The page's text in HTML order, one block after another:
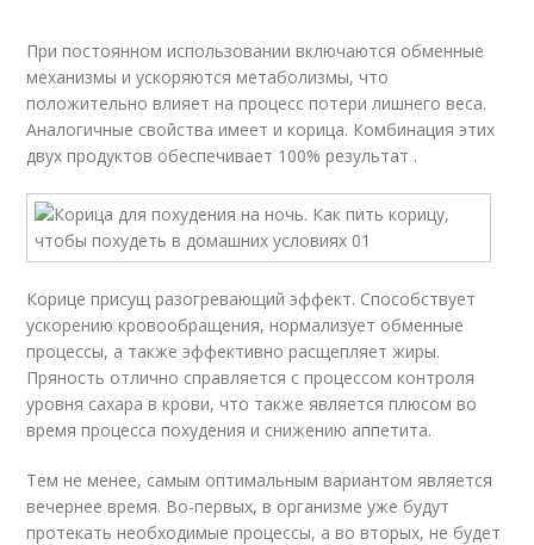
При постоянном использовании включаются обменные
механизмы и ускоряются метаболизмы, что
положительно влияет на процесс потери лишнего веса.
Аналогичные свойства имеет и корица. Комбинация этих
двух продуктов обеспечивает 100% результат .
Корице присущ разогревающий эффект. Способствует
ускорению кровообращения, нормализует обменные
процессы, а также эффективно расщепляет жиры.
Пряность отлично справляется с процессом контроля
уровня сахара в крови, что также является плюсом во
время процесса похудения и снижению аппетита.
Тем не менее, самым оптимальным вариантом является
вечернее время. Во-первых, в организме уже будут
протекать необходимые процессы, а во вторых, не будет